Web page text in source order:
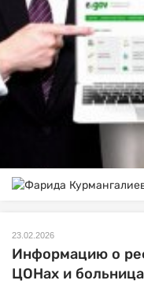
23.02.2026
Информацию о
ЦОНах и